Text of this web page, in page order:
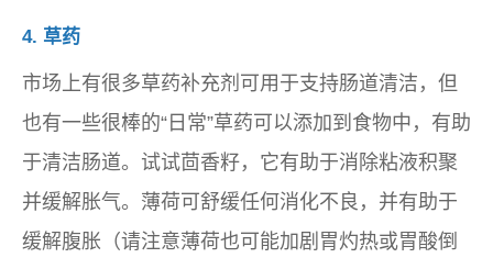
4. 草药
市场上有很多草药补充剂可用于支持肠道清洁，但
也有一些很棒的“日常”草药可以添加到食物中，有助
于清洁肠道。试试茴香籽，它有助于消除粘液积聚
并缓解胀气。薄荷可舒缓任何消化不良，并有助于
缓解腹胀（请注意薄荷也可能加剧胃灼热或胃酸倒